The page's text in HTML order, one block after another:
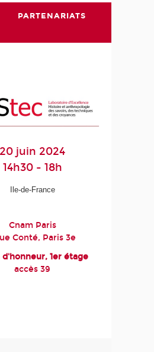
PARTENARIATS
20 juin 2024
14h30 - 18h
Ile-de-France
Cnam Paris
Conté, Paris 3e
d'honneur, 1er étage
accès 39